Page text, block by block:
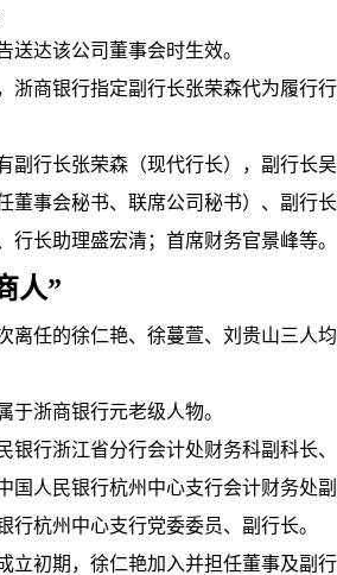
送达该公司董事会时生效。
浙商银行指定副行长张荣森代为履行行
副行长张荣森（现代行长），副行长吴
董事会秘书、联席公司秘书）、副行长
行长助理盛宏清；首席财务官景峰等。
人”
离任的徐仁艳、徐蔓萱、刘贵山三人均
于浙商银行元老级人物。
银行浙江省分行会计处财务科副科长、
国人民银行杭州中心支行会计财务处副
行杭州中心支行党委委员、副行长。
立初期，徐仁艳加入并担任董事及副行